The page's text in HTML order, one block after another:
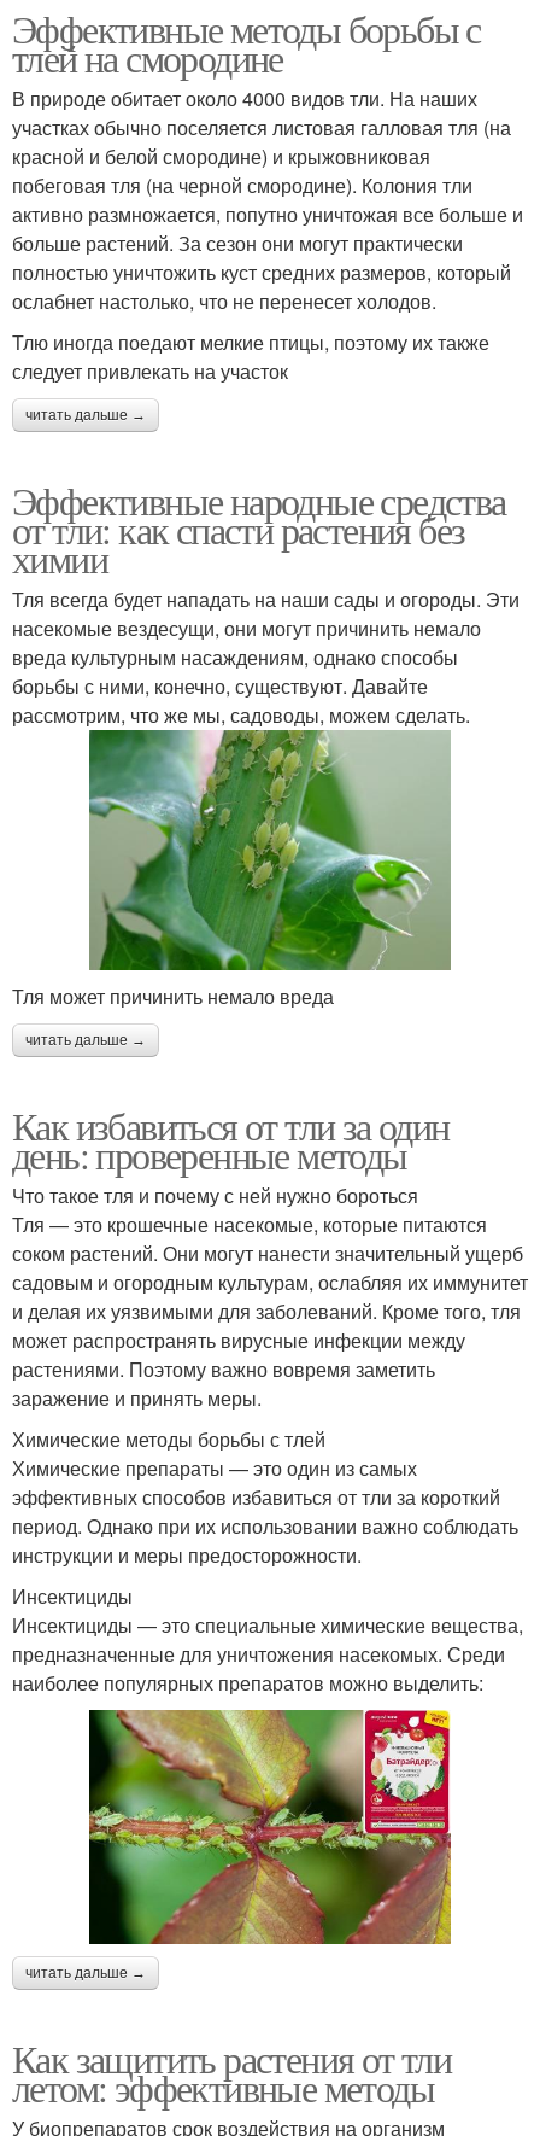
Эффективные методы борьбы с
тлей на смородине
В природе обитает около 4000 видов тли. На наших
участках обычно поселяется листовая галловая тля (на
красной и белой смородине) и крыжовниковая
побеговая тля (на черной смородине). Колония тли
активно размножается, попутно уничтожая все больше и
больше растений. За сезон они могут практически
полностью уничтожить куст средних размеров, который
ослабнет настолько, что не перенесет холодов.
Тлю иногда поедают мелкие птицы, поэтому их также
следует привлекать на участок
читать дальше →
Эффективные народные средства
от тли: как спасти растения без
химии
Тля всегда будет нападать на наши сады и огороды. Эти
насекомые вездесущи, они могут причинить немало
вреда культурным насаждениям, однако способы
борьбы с ними, конечно, существуют. Давайте
рассмотрим, что же мы, садоводы, можем сделать.
Тля может причинить немало вреда
читать дальше →
Как избавиться от тли за один
день: проверенные методы
Что такое тля и почему с ней нужно бороться
Тля — это крошечные насекомые, которые питаются
соком растений. Они могут нанести значительный ущерб
садовым и огородным культурам, ослабляя их иммунитет
и делая их уязвимыми для заболеваний. Кроме того, тля
может распространять вирусные инфекции между
растениями. Поэтому важно вовремя заметить
заражение и принять меры.
Химические методы борьбы с тлей
Химические препараты — это один из самых
эффективных способов избавиться от тли за короткий
период. Однако при их использовании важно соблюдать
инструкции и меры предосторожности.
Инсектициды
Инсектициды — это специальные химические вещества,
предназначенные для уничтожения насекомых. Среди
наиболее популярных препаратов можно выделить:
читать дальше →
Как защитить растения от тли
летом: эффективные методы
У биопрепаратов срок воздействия на организм